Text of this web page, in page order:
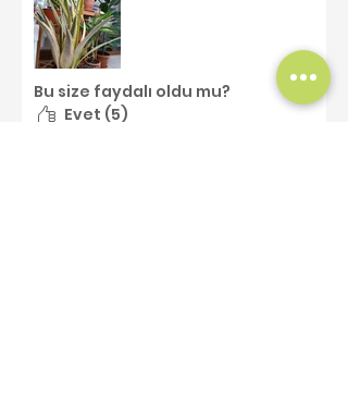
Bu size faydalı oldu mu?
Evet (5)